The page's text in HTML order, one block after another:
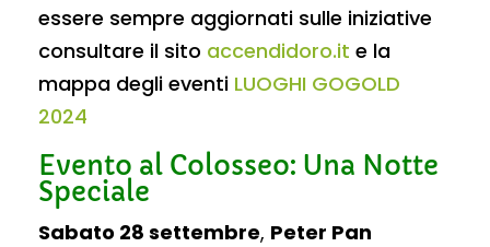
essere sempre aggiornati sulle iniziative
consultare il sito accendidoro.it e la
mappa degli eventi LUOGHI GOGOLD
2024
Evento al Colosseo: Una Notte
Speciale
Sabato 28 settembre, Peter Pan